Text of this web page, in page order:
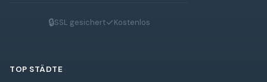
🔒SSL gesichert✓Kostenlos
TOP STÄDTE